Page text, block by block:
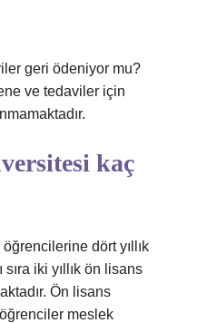
geri ödeniyor mu?
ve tedaviler için
kaç
dört yıllık
iki yıllık ön lisans
Ön lisans
meslek